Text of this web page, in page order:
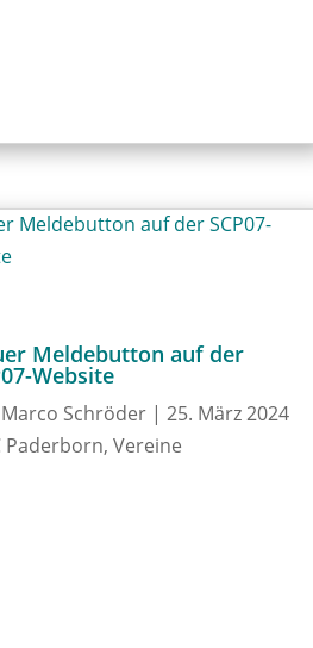
Meldebutton auf der
Website
Marco Schröder| 25. März 2024
Paderborn, Vereine